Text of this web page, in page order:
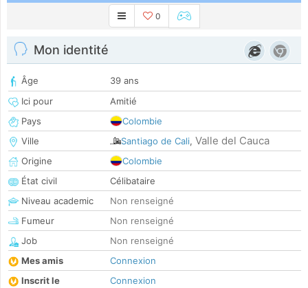
0
Mon identité
Âge
39 ans
Ici pour
Amitié
Pays
Colombie
Ville
Santiago de Cali, Valle del Cauca
Origine
Colombie
État civil
Célibataire
Niveau academic
Non renseigné
Fumeur
Non renseigné
Job
Non renseigné
Mes amis
Connexion
Inscrit le
Connexion